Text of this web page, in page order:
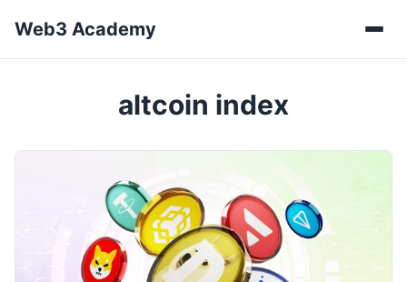
Web3 Academy
altcoin index